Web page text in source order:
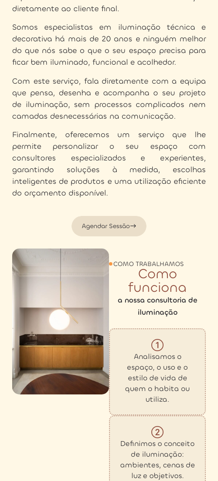
diretamente ao cliente final.
Somos especialistas em iluminação técnica e
decorativa há mais de 20 anos e ninguém melhor
do que nós sabe o que o seu espaço precisa para
ficar bem iluminado, funcional e acolhedor.
Com este serviço, fala diretamente com a equipa
que pensa, desenha e acompanha o seu projeto
de iluminação, sem processos complicados nem
camadas desnecessárias na comunicação.
Finalmente, oferecemos um serviço que lhe
permite personalizar o seu espaço com
consultores especializados e experientes,
garantindo soluções à medida, escolhas
inteligentes de produtos e uma utilização eficiente
do orçamento disponível.
Agendar Sessão
COMO TRABALHAMOS
Como
funciona
a nossa consultoria de
iluminação
Analisamos o
espaço, o uso e o
estilo de vida de
quem o habita ou
utiliza.
Definimos o conceito
de iluminação:
ambientes, cenas de
luz e objetivos.